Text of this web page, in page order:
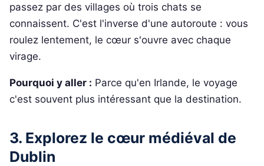
passez par des villages où trois chats se
connaissent. C'est l'inverse d'une autoroute : vous
roulez lentement, le cœur s'ouvre avec chaque
virage.
Pourquoi y aller : Parce qu'en Irlande, le voyage
c'est souvent plus intéressant que la destination.
3. Explorez le cœur médiéval de
Dublin